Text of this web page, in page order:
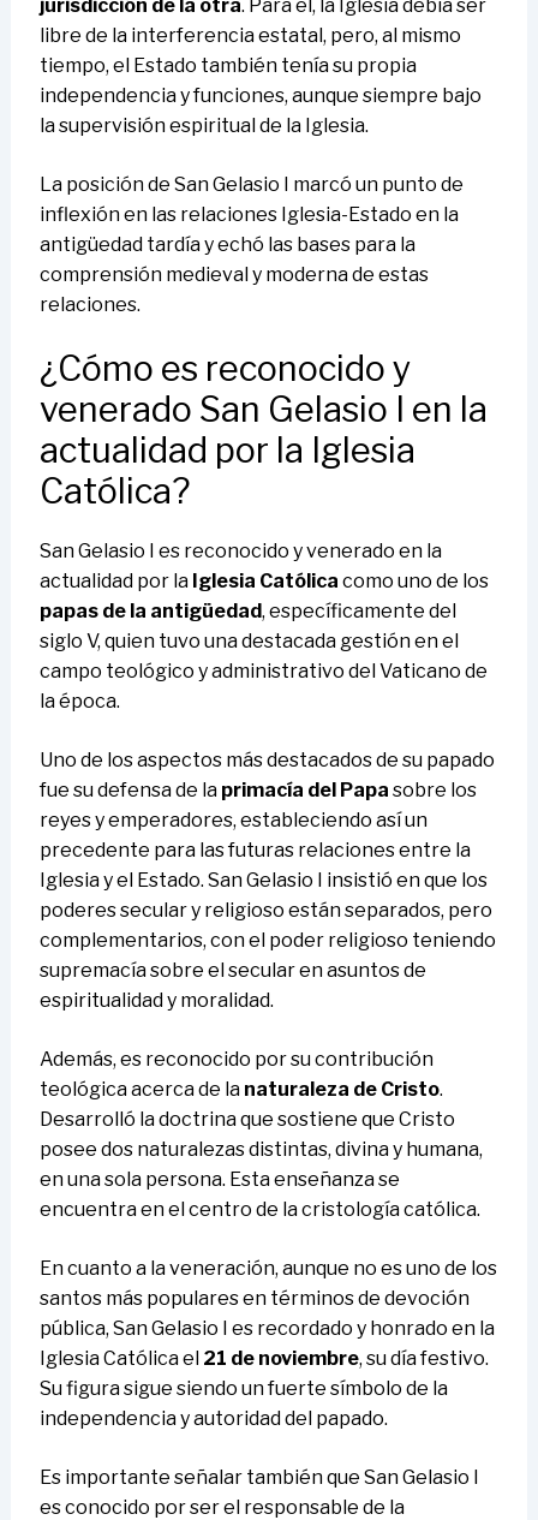
jurisdicción de la otra. Para él, la Iglesia debía ser
libre de la interferencia estatal, pero, al mismo
tiempo, el Estado también tenía su propia
independencia y funciones, aunque siempre bajo
la supervisión espiritual de la Iglesia.
La posición de San Gelasio I marcó un punto de
inflexión en las relaciones Iglesia-Estado en la
antigüedad tardía y echó las bases para la
comprensión medieval y moderna de estas
relaciones.
¿Cómo es reconocido y
venerado San Gelasio I en la
actualidad por la Iglesia
Católica?
San Gelasio I es reconocido y venerado en la
actualidad por la Iglesia Católica como uno de los
papas de la antigüedad, específicamente del
siglo V, quien tuvo una destacada gestión en el
campo teológico y administrativo del Vaticano de
la época.
Uno de los aspectos más destacados de su papado
fue su defensa de la primacía del Papa sobre los
reyes y emperadores, estableciendo así un
precedente para las futuras relaciones entre la
Iglesia y el Estado. San Gelasio I insistió en que los
poderes secular y religioso están separados, pero
complementarios, con el poder religioso teniendo
supremacía sobre el secular en asuntos de
espiritualidad y moralidad.
Además, es reconocido por su contribución
teológica acerca de la naturaleza de Cristo.
Desarrolló la doctrina que sostiene que Cristo
posee dos naturalezas distintas, divina y humana,
en una sola persona. Esta enseñanza se
encuentra en el centro de la cristología católica.
En cuanto a la veneración, aunque no es uno de los
santos más populares en términos de devoción
pública, San Gelasio I es recordado y honrado en la
Iglesia Católica el 21 de noviembre, su día festivo.
Su figura sigue siendo un fuerte símbolo de la
independencia y autoridad del papado.
Es importante señalar también que San Gelasio I
es conocido por ser el responsable de la